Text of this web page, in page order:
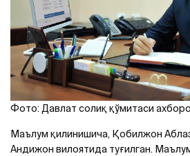
Фото: Давлат солиқ қўмитаси
Маълум қилинишича, Қобилжон
Андижон вилоятида туғилган.